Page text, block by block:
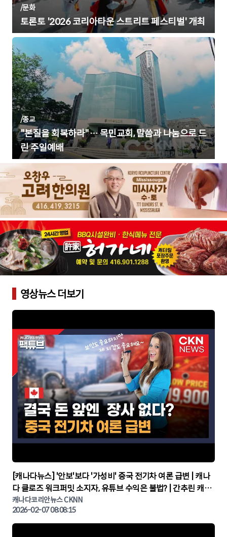
/문화
토론토 '2026 코리아타운 스트리트 페스티벌' 개최
/종교
"본질을 회복하라"… 목민교회, 말씀과 나눔으로 드
린 주일예배
영상뉴스 더보기
▶
[캐나다뉴스] '안보'보다 '가성비' 중국 전기차 여론 급변 | 캐나
다 클로즈 워크퍼밋 소지자, 유튜브 수익은 불법? | 간추린 캐나
다뉴스 | CKNNEWS, 캐나다코리안뉴스
캐나다코리안뉴스 CKNN
2026-02-07 08:08:15